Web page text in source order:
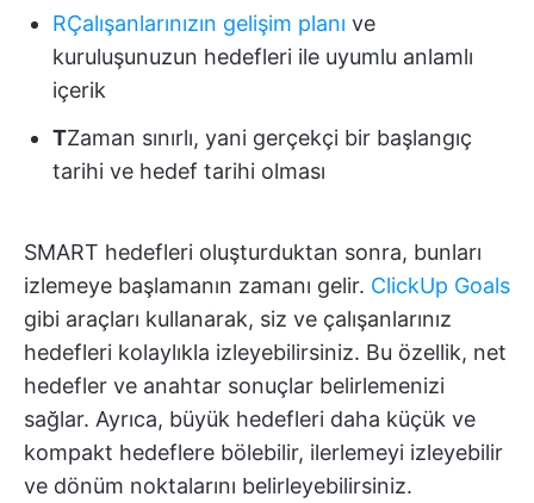
RÇalışanlarınızın gelişim planı ve
kuruluşunuzun hedefleri ile uyumlu anlamlı
içerik
TZaman sınırlı, yani gerçekçi bir başlangıç
tarihi ve hedef tarihi olması
SMART hedefleri oluşturduktan sonra, bunları
izlemeye başlamanın zamanı gelir. ClickUp Goals
gibi araçları kullanarak, siz ve çalışanlarınız
hedefleri kolaylıkla izleyebilirsiniz. Bu özellik, net
hedefler ve anahtar sonuçlar belirlemenizi
sağlar. Ayrıca, büyük hedefleri daha küçük ve
kompakt hedeflere bölebilir, ilerlemeyi izleyebilir
ve dönüm noktalarını belirleyebilirsiniz.